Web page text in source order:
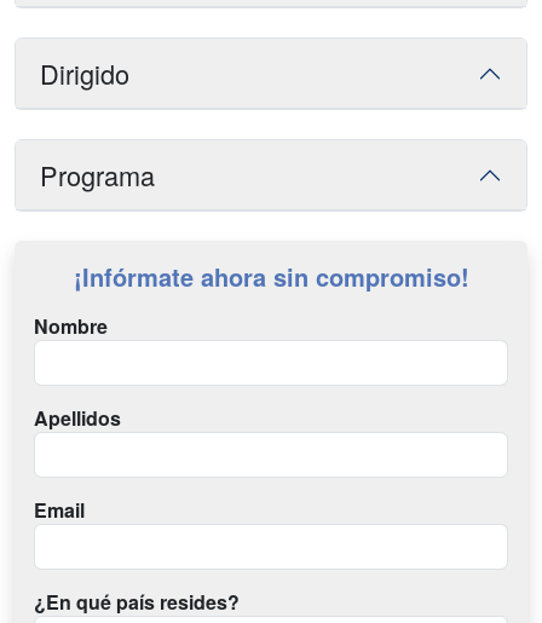
Dirigido
Programa
¡Infórmate ahora sin compromiso!
Nombre
Apellidos
Email
¿En qué país resides?